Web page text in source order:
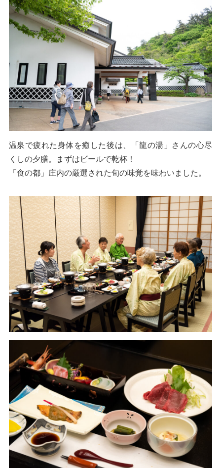
温泉で疲れた身体を癒した後は、「龍の湯」さんの心尽
くしの夕膳。まずはビールで乾杯！
「食の都」庄内の厳選された旬の味覚を味わいました。